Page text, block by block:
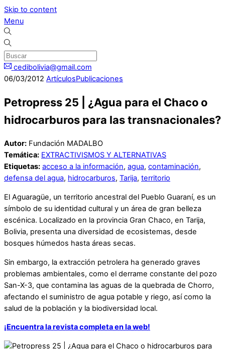
Skip to content
Menu
cedibolivia@gmail.com
06/03/2012 ArtículosPublicaciones
Petropress 25 | ¿Agua para el Chaco o
hidrocarburos para las transnacionales?
Autor: Fundación MADALBO
Temática: EXTRACTIVISMOS Y ALTERNATIVAS
Etiquetas: acceso a la información, agua, contaminación,
defensa del agua, hidrocarburos, Tarija, territorio
El Aguaragüe, un territorio ancestral del Pueblo Guaraní, es un
símbolo de su identidad cultural y un área de gran belleza
escénica. Localizado en la provincia Gran Chaco, en Tarija,
Bolivia, presenta una diversidad de ecosistemas, desde
bosques húmedos hasta áreas secas.
Sin embargo, la extracción petrolera ha generado graves
problemas ambientales, como el derrame constante del pozo
San-X-3, que contamina las aguas de la quebrada de Chorro,
afectando el suministro de agua potable y riego, así como la
salud de la población y la biodiversidad local.
¡Encuentra la revista completa en la web!